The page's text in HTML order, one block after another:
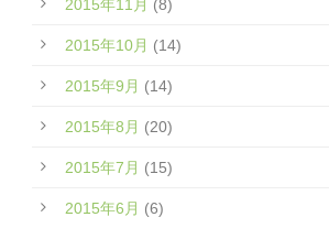
2015年11月 (8)
2015年10月 (14)
2015年9月 (14)
2015年8月 (20)
2015年7月 (15)
2015年6月 (6)